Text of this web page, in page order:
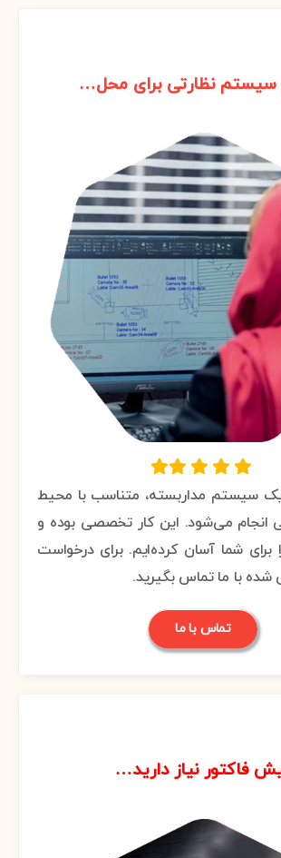
سیستم نظارتی برای محل…
سیستم مداربسته، متناسب با محیط
انجام می‌شود. این کار تخصصی بوده و
برای شما آسان کرده‌ایم. برای درخواست
با ما تماس بگیرید.
تماس با ما
فاکتور نیاز دارید…